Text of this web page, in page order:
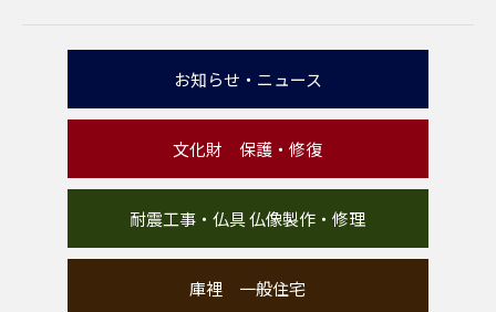
お知らせ・ニュース
文化財 保護・修復
耐震工事・仏具 仏像製作・修理
庫裡 一般住宅